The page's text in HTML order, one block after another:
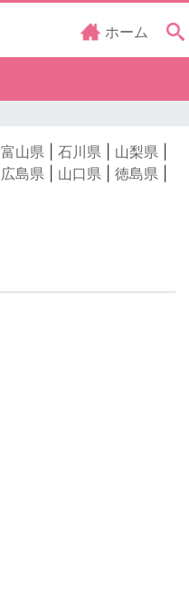
ホーム
富山県 石川県 山梨県
広島県 山口県 徳島県